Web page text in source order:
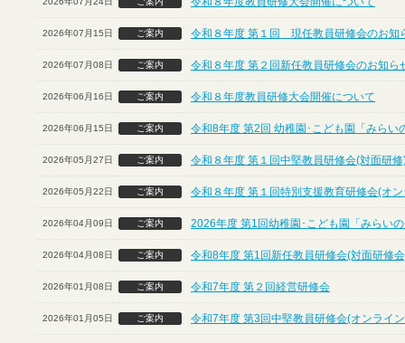
2026年07月15日 ご案内 令和８年度 第１回 現任教員研修会のお知
2026年07月08日 ご案内 令和８年度 第２回新任教員研修会のお知ら
2026年06月16日 ご案内 令和８年度教員研修大会開催について
2026年06月15日 ご案内 令和8年度 第2回 幼稚園･こども園「みらい
2026年05月27日 ご案内 令和８年度 第１回中堅教員研修会(対面研修
2026年05月22日 ご案内 令和８年度 第１回特別支援教育研修会(オ
2026年04月09日 ご案内 2026年度 第1回幼稚園･こども園「みらい
2026年04月08日 ご案内 令和8年度 第1回新任教員研修会(対面研修
2026年01月08日 ご案内 令和7年度 第２回経営研修会
2026年01月05日 ご案内 令和7年度 第3回中堅教員研修会(オンライ